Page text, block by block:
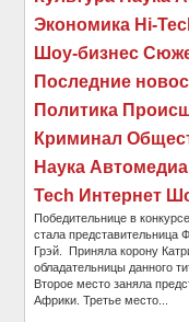
Экономика Hi-
Шоу-бизнес
Последние
Политика
Криминал
Наука
Tech Интернет
Победительнице в
стала представительница
Грэй. Приняла корону
обладательницы данного
Второе место заняла
Африки. Третье место...